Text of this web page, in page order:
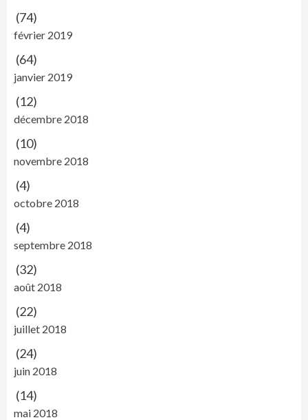
(74)
février 2019
(64)
janvier 2019
(12)
décembre 2018
(10)
novembre 2018
(4)
octobre 2018
(4)
septembre 2018
(32)
août 2018
(22)
juillet 2018
(24)
juin 2018
(14)
mai 2018